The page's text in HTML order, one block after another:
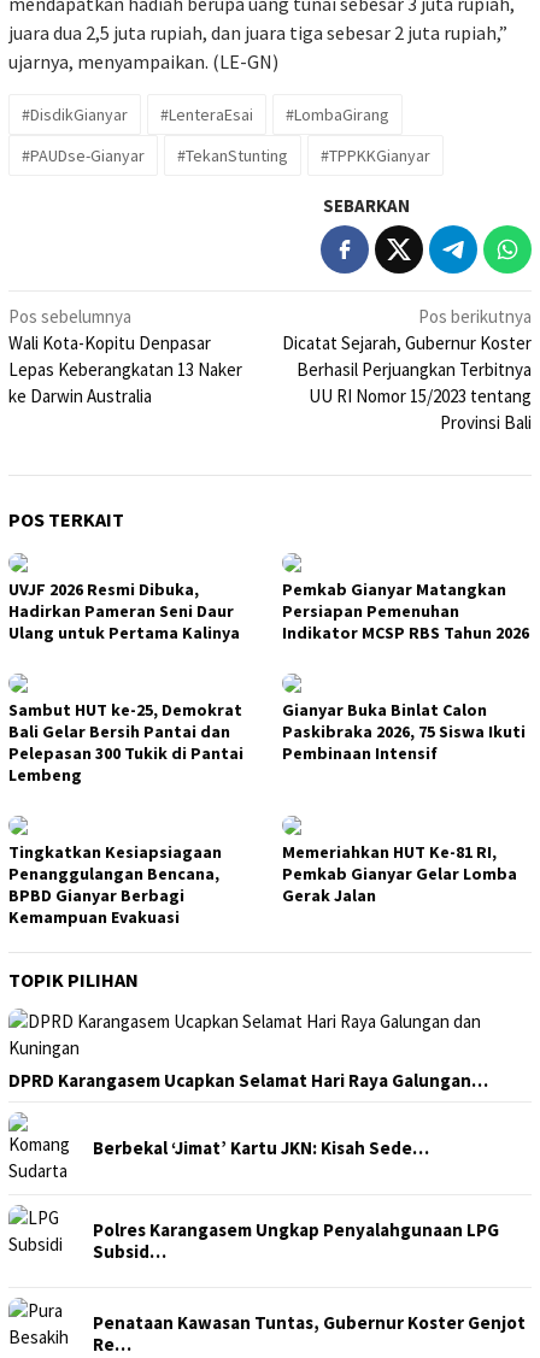
juara dua 2,5 juta rupiah, dan juara tiga sebesar 2 juta rupiah,”
ujarnya, menyampaikan. (LE-GN)
#DisdikGianyar #LenteraEsai
#LombaGirang
#PAUDse-Gianyar
#TekanStunting #TPPKKGianyar
SEBARKAN
Navigasi
pos
Pos sebelumnya
Wali Kota-Kopitu Denpasar
Lepas Keberangkatan 13 Naker
ke Darwin Australia
Pos berikutnya
Dicatat Sejarah, Gubernur Koster
Berhasil Perjuangkan Terbitnya
UU RI Nomor 15/2023 tentang
Provinsi Bali
POS TERKAIT
UVJF 2026 Resmi Dibuka,
Hadirkan Pameran Seni Daur
Ulang untuk Pertama Kalinya
Pemkab Gianyar Matangkan
Persiapan Pemenuhan
Indikator MCSP RBS Tahun 2026
Sambut HUT ke-25, Demokrat
Bali Gelar Bersih Pantai dan
Pelepasan 300 Tukik di Pantai
Lembeng
Gianyar Buka Binlat Calon
Paskibraka 2026, 75 Siswa Ikuti
Pembinaan Intensif
Tingkatkan Kesiapsiagaan
Penanggulangan Bencana,
BPBD Gianyar Berbagi
Kemampuan Evakuasi
Memeriahkan HUT Ke-81 RI,
Pemkab Gianyar Gelar Lomba
Gerak Jalan
TOPIK PILIHAN
DPRD Karangasem Ucapkan Selamat Hari Raya Galungan…
Berbekal ‘Jimat’ Kartu JKN: Kisah Sede…
Polres Karangasem Ungkap Penyalahgunaan LPG
Subsid…
Penataan Kawasan Tuntas, Gubernur Koster Genjot
Re…